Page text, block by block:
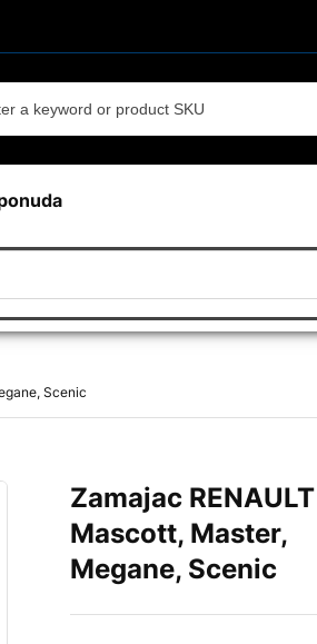
Scenic
Zamajac RENAULT
Mascott, Master,
Megane, Scenic